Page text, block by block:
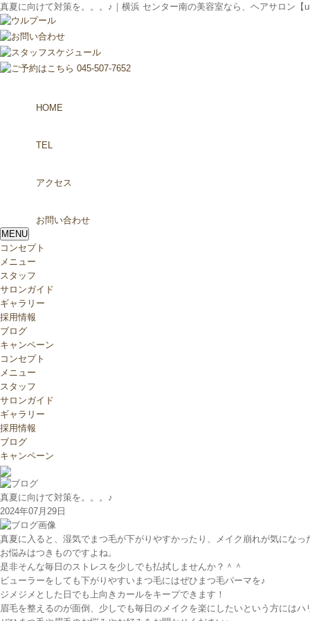
真夏に向けて対策を。。。♪｜横浜 センター南の美容室なら、ヘアサロン【
HOME
TEL
アクセス
お問い合わせ
MENU
コンセプト
メニュー
スタッフ
サロンガイド
ギャラリー
採用情報
ブログ
キャンペーン
コンセプト
メニュー
スタッフ
サロンガイド
ギャラリー
採用情報
ブログ
キャンペーン
真夏に向けて対策を。。。♪
2024年07月29日
真夏に入ると、湿気でまつ毛が下がりやすかったり、メイク崩れが気になっ
お悩みはつきものですよね。
是非そんな毎日のストレスを少しでも払拭しませんか？＾＾
ビューラーをしても下がりやすいまつ毛にはぜひまつ毛パーマを♪
ジメジメとした日でも上向きカールをキープできます！
眉毛を整えるのが面倒、少しでも毎日のメイクを楽にしたいという方には